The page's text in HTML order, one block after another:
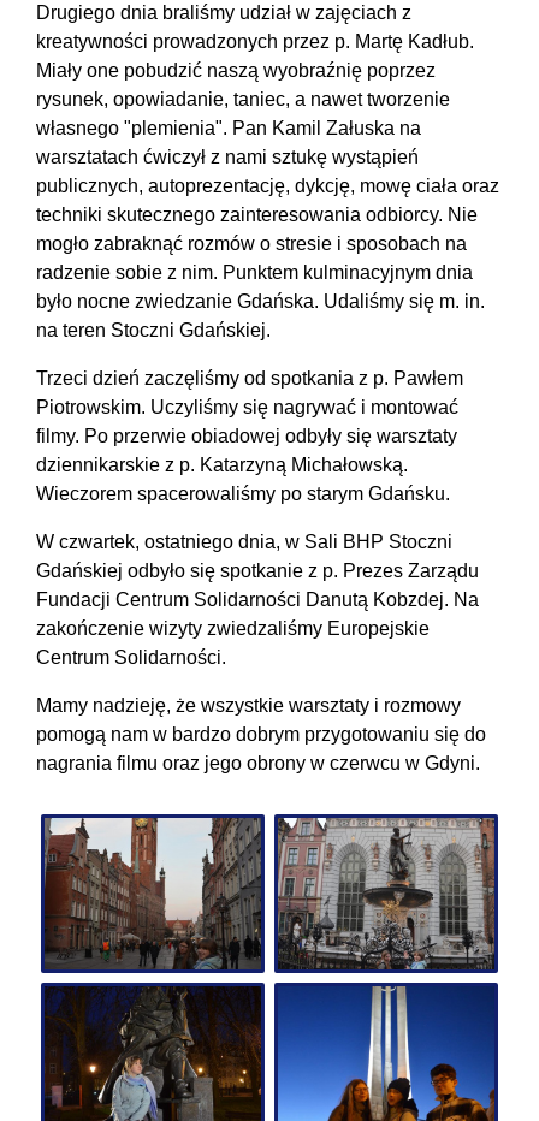
Drugiego dnia braliśmy udział w zajęciach z
kreatywności prowadzonych przez p. Martę Kadłub.
Miały one pobudzić naszą wyobraźnię poprzez
rysunek, opowiadanie, taniec, a nawet tworzenie
własnego "plemienia". Pan Kamil Załuska na
warsztatach ćwiczył z nami sztukę wystąpień
publicznych, autoprezentację, dykcję, mowę ciała oraz
techniki skutecznego zainteresowania odbiorcy. Nie
mogło zabraknąć rozmów o stresie i sposobach na
radzenie sobie z nim. Punktem kulminacyjnym dnia
było nocne zwiedzanie Gdańska. Udaliśmy się m. in.
na teren Stoczni Gdańskiej.
Trzeci dzień zaczęliśmy od spotkania z p. Pawłem
Piotrowskim. Uczyliśmy się nagrywać i montować
filmy. Po przerwie obiadowej odbyły się warsztaty
dziennikarskie z p. Katarzyną Michałowską.
Wieczorem spacerowaliśmy po starym Gdańsku.
W czwartek, ostatniego dnia, w Sali BHP Stoczni
Gdańskiej odbyło się spotkanie z p. Prezes Zarządu
Fundacji Centrum Solidarności Danutą Kobzdej. Na
zakończenie wizyty zwiedzaliśmy Europejskie
Centrum Solidarności.
Mamy nadzieję, że wszystkie warsztaty i rozmowy
pomogą nam w bardzo dobrym przygotowaniu się do
nagrania filmu oraz jego obrony w czerwcu w Gdyni.